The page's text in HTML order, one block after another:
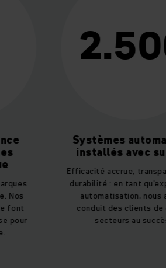
succès
et
en
avons
de divers
Employés
de
Des systèmes
une haute
essentiels au
automatisation.